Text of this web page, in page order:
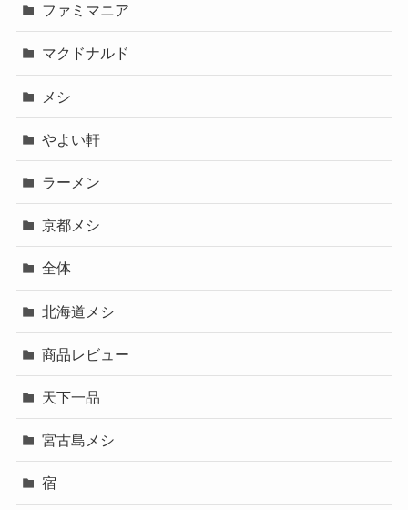
ファミマニア
マクドナルド
メシ
やよい軒
ラーメン
京都メシ
全体
北海道メシ
商品レビュー
天下一品
宮古島メシ
宿